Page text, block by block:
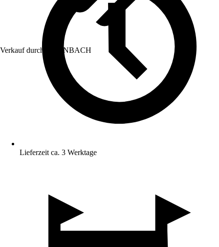
Verkauf durch: HORNBACH
Lieferzeit ca. 3 Werktage